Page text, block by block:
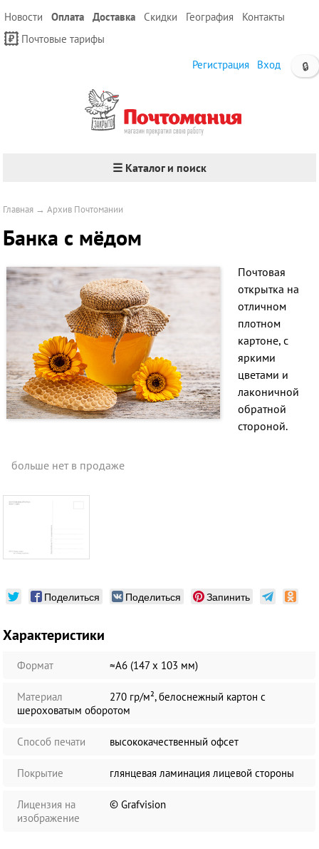
Новости Оплата Доставка Скидки География
Контакты
Почтовые тарифы
🔒
Регистрация Вход
☰ Каталог и поиск
Главная →Архив Почтомании
Банка с мёдом
Почтовая
открытка на
отличном
плотном
картоне, с
яркими
цветами и
лаконичной
обратной
стороной.
больше нет в продаже
Поделиться Поделиться Запинить
Характеристики
Формат ≈А6 (147 х 103 мм)
Материал
270 гр/м², белоснежный картон с
шероховатым оборотом
Способ печати высококачественный офсет
Покрытие глянцевая ламинация лицевой стороны
Лицензия на
изображение
© Grafvision